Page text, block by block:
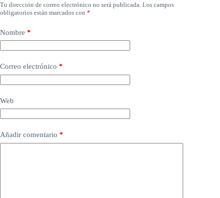
Tu dirección de correo electrónico no será publicada. Los campos
obligatorios están marcados con *
Nombre *
Correo electrónico *
Web
Añadir comentario *